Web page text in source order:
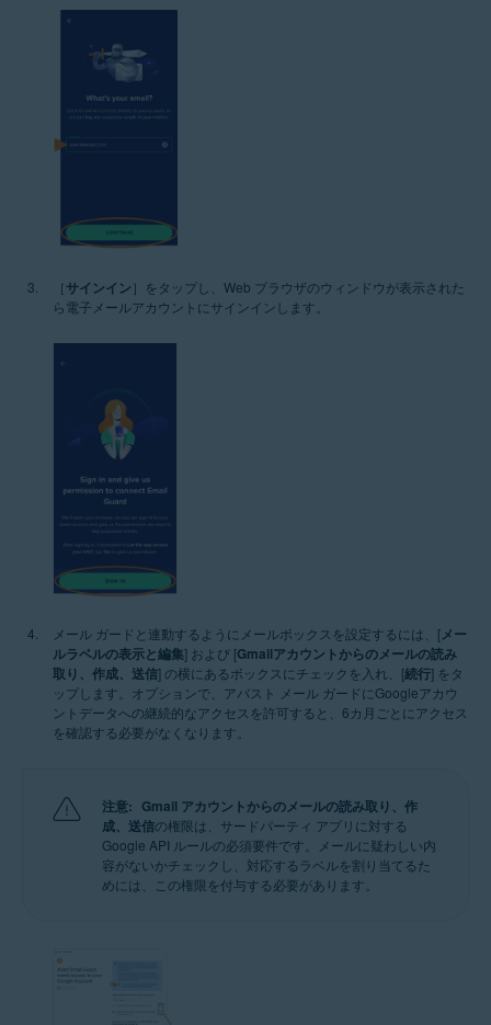
［ サインイン ］をタップし、Web ブラウザのウィンドウが表示された
ら電子メールアカウントにサインインします。
メール ガードと連動するようにメールボックスを設定するには、[メー
ルラベルの表示と編集] および [Gmailアカウントからのメールの読み
取り、作成、送信] の横にあるボックスにチェックを入れ、[続行] をタ
ップします。オプションで、アバスト メール ガードにGoogleアカウ
ントデータへの継続的なアクセスを許可すると、6カ月ごとにアクセス
を確認する必要がなくなります。
注意: Gmail アカウントからのメールの読み取り、作
成、送信の権限は、サードパーティ アプリに対する
Google API ルールの必須要件です。メールに疑わしい内
容がないかチェックし、対応するラベルを割り当てるた
めには、この権限を付与する必要があります。